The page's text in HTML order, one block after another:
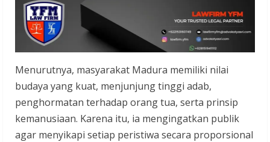
Menurutnya, masyarakat Madura memiliki nilai
budaya yang kuat, menjunjung tinggi adab,
penghormatan terhadap orang tua, serta prinsip
kemanusiaan. Karena itu, ia mengingatkan publik
agar menyikapi setiap peristiwa secara proporsional